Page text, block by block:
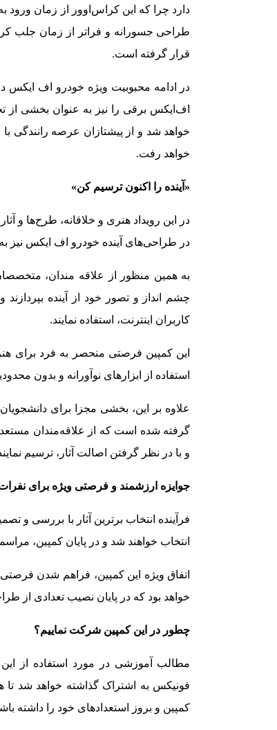
دارد چرا که این کراس‌اوور از زمان
طراحی جسورانه و فراتر از زمان جلب
قرار گرفته است.
در ادامه محبوبیت ویژه خودرو اف ایکس
خواهد شد و از پیشتازان عرصه رانندگی
خواهد رفت.
«آینده را اکنون ترسیم کن»
در این رویداد هنری و خلاقانه، طرح‌ها و
در طراحی‌های آینده خودرو اف ایکس نیز
به همین منظور از علاقه مندان،
چشم انداز و تصور خود از آینده
کاربران اینترنت، استفاده نمایند.
این کمپین فرصتی منحصر به فرد برای
استفاده از ابزارهای نوآورانه و بدون
علاوه بر این، بخشی مجزا برای
گرفته شده است که از علاقه‌مندان
و با در نظر گرفتن اصالت آثار، ترسیم
جوایزه ارزشمند و فرصتی ویژه برای نفرات
فرآینده انتخاب برترین آثار با بررسی و
انتخاب خواهند شد و در پایان کمپین،
اتفاق ویژه این کمپین، فراهم شدن
خواهد بود که در پایان نصیب تعدادی از
چطور در این کمپین شرکت نماییم؟
مطالب آموزشی در مورد استفاده از این
فونیکس به اشتراک گذاشته خواهد شد
کمپین و بروز استعدادهای خود را داشته